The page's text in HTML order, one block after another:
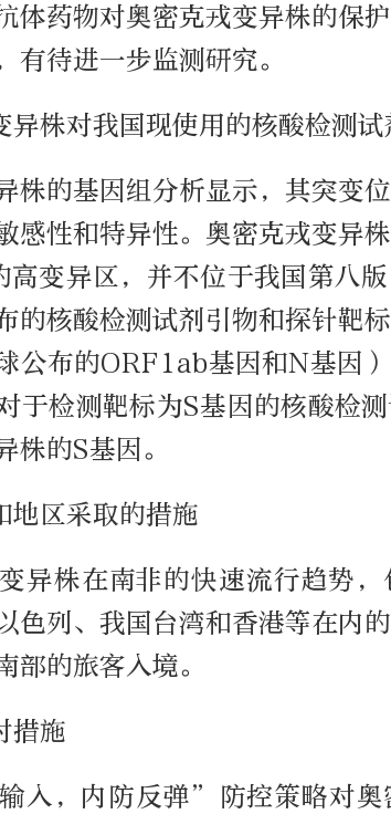
体药物对奥密克戎变异株的保
有待进一步监测研究。
株对我国现使用的核酸检测试
株的基因组分析显示，其突变
感性和特异性。奥密克戎变异
高变异区，并不位于我国第八
的核酸检测试剂引物和探针靶
公布的ORF1ab基因和N基因
于检测靶标为S基因的核酸检
株的S基因。
区采取的措施
异株在南非的快速流行趋势
色列、我国台湾和香港等在内
部的旅客入境。
措施
入，内防反弹”防控策略对奥